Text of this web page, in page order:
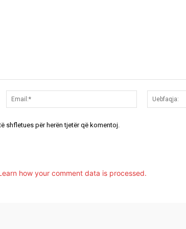
Emri:*
Email:*
shfletues për herën tjetër që komentoj.
how your comment data is processed.